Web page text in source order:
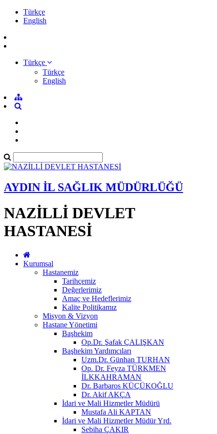
Türkçe
English
Türkçe
Türkçe
English
AYDIN İL SAĞLIK MÜDÜRLÜĞÜ
NAZİLLİ DEVLET
HASTANESİ
Kurumsal
Hastanemiz
Tarihçemiz
Değerlerimiz
Amaç ve Hedeflerimiz
Kalite Politikamız
Misyon & Vizyon
Hastane Yönetimi
Başhekim
Op.Dr. Şafak ÇALIŞKAN
Başhekim Yardımcıları
Uzm.Dr. Günhan TURHAN
Op. Dr. Feyza TÜRKMEN
İLKKAHRAMAN
Dr. Barbaros KÜÇÜKOĞLU
Dr. Akif AKÇA
İdari ve Mali Hizmetler Müdürü
Mustafa Ali KAPTAN
İdari ve Mali Hizmetler Müdür Yrd.
Sebiha ÇAKIR